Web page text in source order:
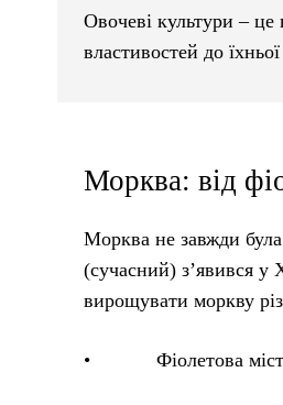
Овочеві культури –
властивостей до
Морква: від
Морква не завжди
(сучасний) з’явився у
вирощувати моркву
• Фіолетова